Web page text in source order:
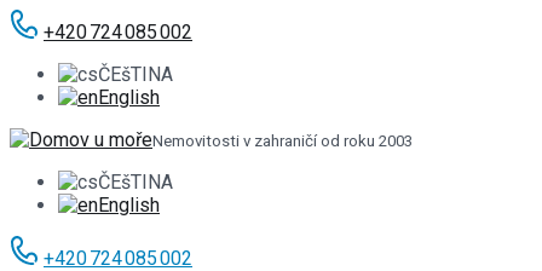
+420 724 085 002
ČEšTINA
English
Nemovitosti v zahraničí od roku 2003
ČEšTINA
English
+420 724 085 002